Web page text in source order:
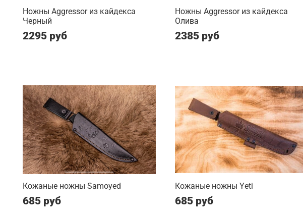
Ножны Aggressor из кайдекса
Черный
2295 руб
Ножны Aggressor из кайдекса
Олива
2385 руб
Кожаные ножны Samoyed
685 руб
Кожаные ножны Yeti
685 руб